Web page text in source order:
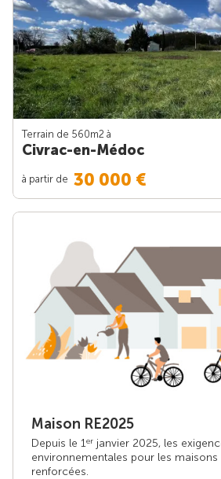
Terrain de 560m2 à
Civrac-en-Médoc
à partir de 30 000 €
Maison RE2025
Depuis le 1er janvier 2025, les
environnementales pour les
renforcées.